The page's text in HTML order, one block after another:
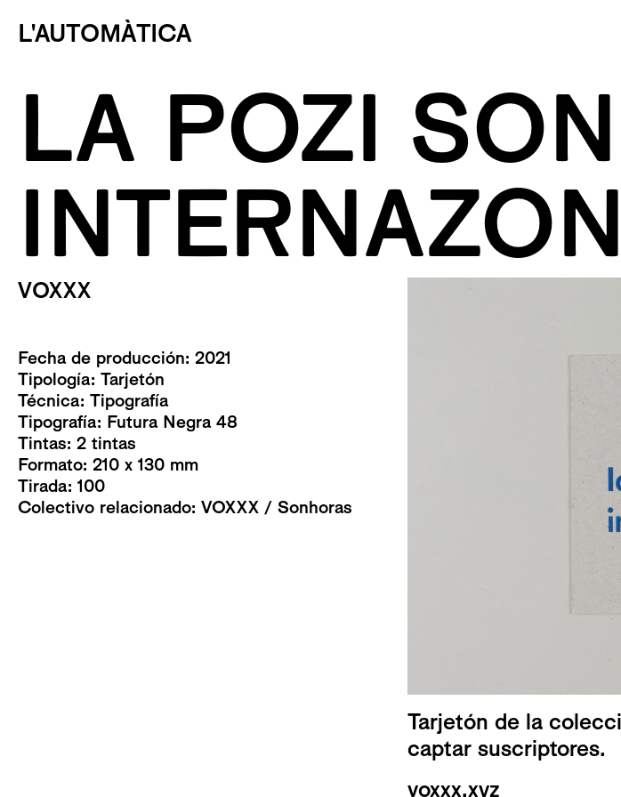
L'AUTOMÀTICA
LA POZI
VOXXX
Fecha de producción: 2021
Tipología: Tarjetón
Técnica: Tipografía
Tipografía: Futura Negra 48
Tintas: 2 tintas
Formato: 210 x 130 mm
Tirada: 100
Colectivo relacionado: VOXXX / Sonhoras
Tarjetón de la
captar suscriptores.
voxxx.xyz